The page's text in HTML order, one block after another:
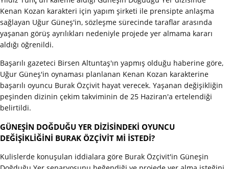
Kenan Kozan karakteri için yapım şirketi ile prensipte anlaşma
sağlayan Uğur Güneş'in, sözleşme sürecinde taraflar arasında
yaşanan görüş ayrılıkları nedeniyle projede yer almama kararı
aldığı öğrenildi.
Başarılı gazeteci Birsen Altuntaş'ın yapmış olduğu haberine göre,
Uğur Güneş'in oynaması planlanan Kenan Kozan karakterine
başarılı oyuncu Burak Özçivit hayat verecek. Yaşanan değişikliğin
peşinden dizinin çekim takviminin de 25 Haziran'a ertelendiği
belirtildi.
GÜNEŞİN DOĞDUĞU YER DİZİSİNDEKİ OYUNCU
DEĞİŞİKLİĞİNİ BURAK ÖZÇİVİT Mİ İSTEDİ?
Kulislerde konuşulan iddialara göre Burak Özçivit'in Güneşin